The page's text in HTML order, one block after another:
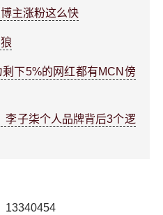
主涨粉这么快
下5%的网红都有MCN傍
李子柒个人品牌背后3个逻
13340454